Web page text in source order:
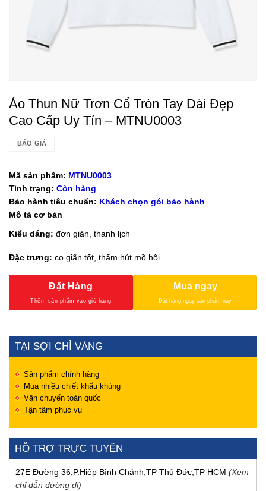
Áo Thun Nữ Trơn Cổ Tròn Tay Dài Đẹp
Cao Cấp Uy Tín – MTNU0003
BÁO GIÁ
Mã sản phẩm: MTNU0003
Tình trạng: Còn hàng
Bảo hành tiêu chuẩn: Khách chọn gói bảo hành
Mô tả cơ bản
Kiểu dáng: đơn giản, thanh lịch
Đặc trưng: co giãn tốt, thấm hút mồ hôi
Đặt Hàng Mua ngay
TẠI SỢI CHỈ VÀNG
Sản phẩm chính hãng
Mua nhiều chiết khấu khủng
Vận chuyển toàn quốc
Tận tâm phục vụ
HỖ TRỢ TRỰC TUYẾN
27E Đường 36,P.Hiệp Bình Chánh,TP Thủ Đức,TP HCM (Xem
chỉ dẫn đường đi)